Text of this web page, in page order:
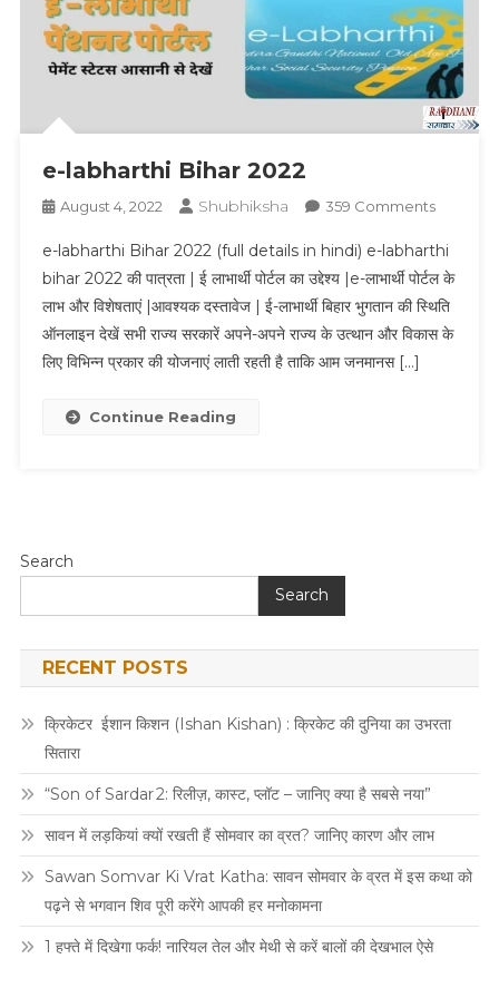
e-labharthi Bihar 2022
August 4, 2022 Shubhiksha 359 CommentsOn
Bihar
2022
e-labharthi Bihar 2022 (full details in hindi) e-labharthi
bihar 2022 की पात्रता | ई लाभार्थी पोर्टल का उद्देश्य |e-लाभार्थी पोर्टल के
लाभ और विशेषताएं |आवश्यक दस्तावेज | ई-लाभार्थी बिहार भुगतान की स्थिति
ऑनलाइन देखें सभी राज्य सरकारें अपने-अपने राज्य के उत्थान और विकास के
लिए विभिन्न प्रकार की योजनाएं लाती रहती है ताकि आम जनमानस […]
Continue Reading
Search
Search
RECENT POSTS
क्रिकेटर ईशान किशन (Ishan Kishan) : क्रिकेट की दुनिया का उभरता
सितारा
“Son of Sardar 2: रिलीज़, कास्ट, प्लॉट – जानिए क्या है सबसे नया”
सावन में लड़कियां क्यों रखती हैं सोमवार का व्रत? जानिए कारण और लाभ
Sawan Somvar Ki Vrat Katha: सावन सोमवार के व्रत में इस कथा को
पढ़ने से भगवान शिव पूरी करेंगे आपकी हर मनोकामना
1 हफ्ते में दिखेगा फर्क! नारियल तेल और मेथी से करें बालों की देखभाल ऐसे